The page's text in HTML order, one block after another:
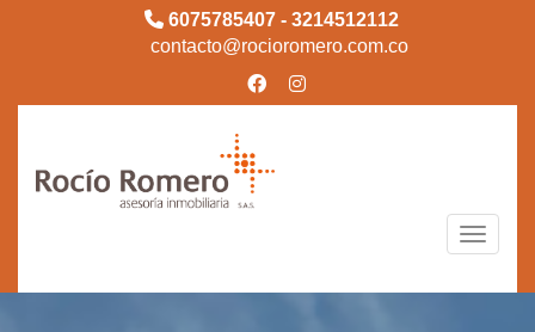
6075785407 - 3214512112
contacto@rocioromero.com.co
Toggle